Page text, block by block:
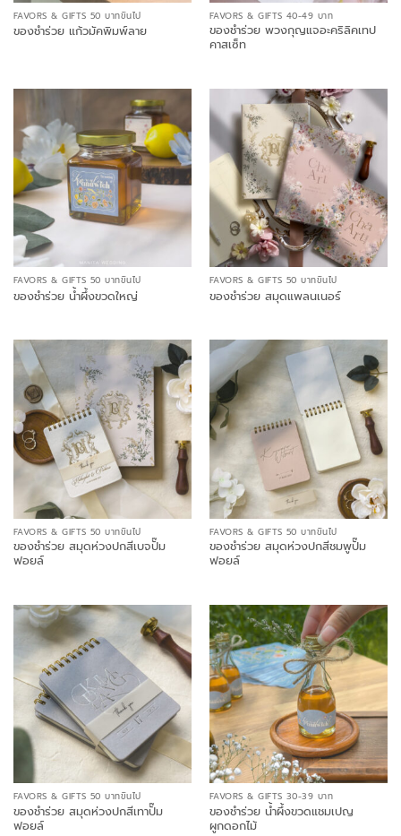
FAVORS & GIFTS 50 บาทขึ้นไป
ของชำร่วย แก้วมัคพิมพ์ลาย
FAVORS & GIFTS 40-49 บาท
ของชำร่วย พวงกุญแจอะคริลิคเทป
คาสเซ็ท
FAVORS & GIFTS 50 บาทขึ้นไป
ของชำร่วย น้ำผึ้งขวดใหญ่
FAVORS & GIFTS 50 บาทขึ้นไป
ของชำร่วย สมุดแพลนเนอร์
FAVORS & GIFTS 50 บาทขึ้นไป
ของชำร่วย สมุดห่วงปกสีเบจปั๊ม
ฟอยล์
FAVORS & GIFTS 50 บาทขึ้นไป
ของชำร่วย สมุดห่วงปกสีชมพูปั๊ม
ฟอยล์
FAVORS & GIFTS 50 บาทขึ้นไป
ของชำร่วย สมุดห่วงปกสีเทาปั๊ม
ฟอยล์
FAVORS & GIFTS 30-39 บาท
ของชำร่วย น้ำผึ้งขวดแชมเปญ
ผูกดอกไม้